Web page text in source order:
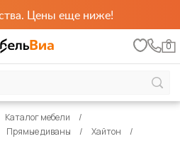
Цены еще ниже!
0
Каталог мебели
Прямые диваны
Хайтон